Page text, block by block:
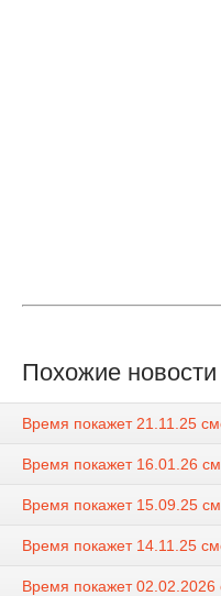
Похожие новости
Время покажет 21.11.25
Время покажет 16.01.26
Время покажет 15.09.25
Время покажет 14.11.25
Время покажет 02.02.2026